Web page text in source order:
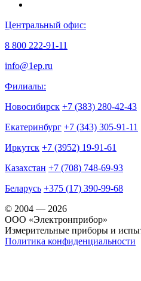
Центральный офис:
8 800 222-91-11
info@1ep.ru
Филиалы:
Новосибирск +7 (383) 280-42-43
Екатеринбург +7 (343) 305-91-11
Иркутск +7 (3952) 19-91-61
Казахстан +7 (708) 748-69-93
Беларусь +375 (17) 390-99-68
© 2004 — 2026
OOO «Электронприбор»
Измерительные приборы и
Политика конфиденциальности